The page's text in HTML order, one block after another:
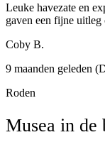
Leuke havezate en
gaven een fijne uitleg
Coby B.
9 maanden geleden
Roden
Musea in de